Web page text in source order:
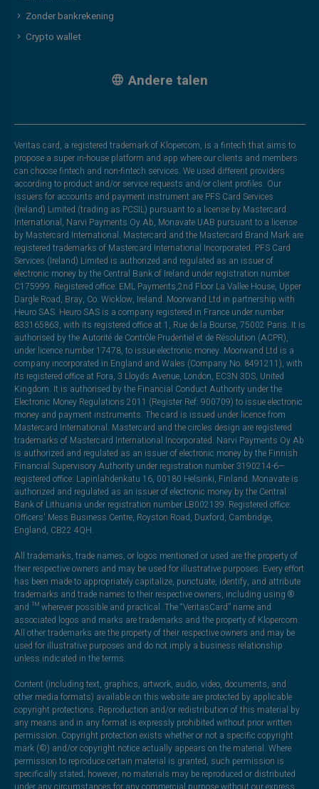
Zonder bankrekening
Crypto wallet
Andere talen
Veritas card, a registered trademark of Klopercom, is a fintech that aims to
propose a super in-house platform and app where our clients and members
can choose fintech and non-fintech services. We used different providers
according to product and/or service requests and/or client profiles. Our
issuers for accounts and payment instrument are PFS Card Services
(Ireland) Limited (trading as PCSIL) pursuant to a license by Mastercard
International, Narvi Payments Oy Ab, Monavate UAB pursuant to a license
by Mastercard International. Mastercard and the Mastercard Brand Mark are
registered trademarks of Mastercard International Incorporated. PFS Card
Services (Ireland) Limited is authorized and regulated as an issuer of
electronic money by the Central Bank of Ireland under registration number
C175999. Registered office: EML Payments,2nd Floor La Vallee House, Upper
Dargle Road, Bray, Co. Wicklow, Ireland. Moorwand Ltd in partnership with
Heuro SAS. Heuro SAS is a company registered in France under number
833165863, with its registered office at 1, Rue de la Bourse, 75002 Paris. It is
authorised by the Autorité de Contrôle Prudentiel et de Résolution (ACPR),
under licence number 17478, to issue electronic money. Moorwand Ltd is a
company incorporated in England and Wales (Company No. 8491211), with
its registered office at Fora, 3 Lloyds Avenue, London, EC3N 3DS, United
Kingdom. It is authorised by the Financial Conduct Authority under the
Electronic Money Regulations 2011 (Register Ref: 900709) to issue electronic
money and payment instruments. The card is issued under licence from
Mastercard International. Mastercard and the circles design are registered
trademarks of Mastercard International Incorporated. Narvi Payments Oy Ab
is authorized and regulated as an issuer of electronic money by the Finnish
Financial Supervisory Authority under registration number 3190214-6—
registered office: Lapinlahdenkatu 16, 00180 Helsinki, Finland. Monavate is
authorized and regulated as an issuer of electronic money by the Central
Bank of Lithuania under registration number LB002139. Registered office:
Officers' Mess Business Centre, Royston Road, Duxford, Cambridge,
England, CB22 4QH.
All trademarks, trade names, or logos mentioned or used are the property of
their respective owners and may be used for illustrative purposes. Every effort
has been made to appropriately capitalize, punctuate, identify, and attribute
trademarks and trade names to their respective owners, including using ®
and ™ wherever possible and practical. The “VeritasCard” name and
associated logos and marks are trademarks and the property of Klopercom.
All other trademarks are the property of their respective owners and may be
used for illustrative purposes and do not imply a business relationship
unless indicated in the terms.
Content (including text, graphics, artwork, audio, video, documents, and
other media formats) available on this website are protected by applicable
copyright protections. Reproduction and/or redistribution of this material by
any means and in any format is expressly prohibited without prior written
permission. Copyright protection exists whether or not a specific copyright
mark (©) and/or copyright notice actually appears on the material. Where
permission to reproduce certain material is granted, such permission is
specifically stated; however, no materials may be reproduced or distributed